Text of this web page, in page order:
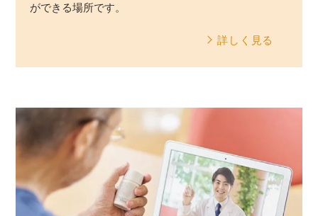
ができる場所です。
詳しく見る